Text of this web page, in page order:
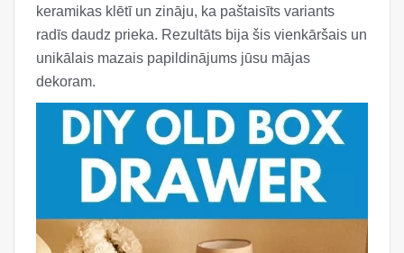
keramikas klētī un zināju, ka paštaisīts variants
radīs daudz prieka. Rezultāts bija šis vienkāršais un
unikālais mazais papildinājums jūsu mājas
dekoram.